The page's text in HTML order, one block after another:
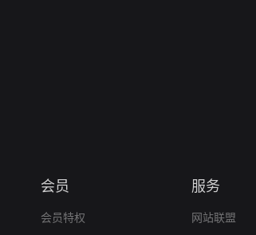
会员
会员特权
服务
网站联盟